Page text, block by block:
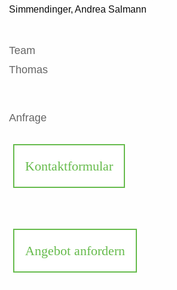
Simmendinger, Andrea Salmann
Team
Thomas
Anfrage
Kontaktformular
Angebot anfordern